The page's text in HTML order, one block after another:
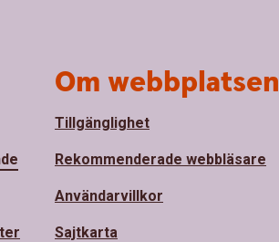
Om webbplatsen
Tillgänglighet
Rekommenderade webbläsare
Användarvillkor
Sajtkarta